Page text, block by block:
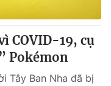
COVID-19, cụ
Pokémon
Tây Ban Nha đã bị